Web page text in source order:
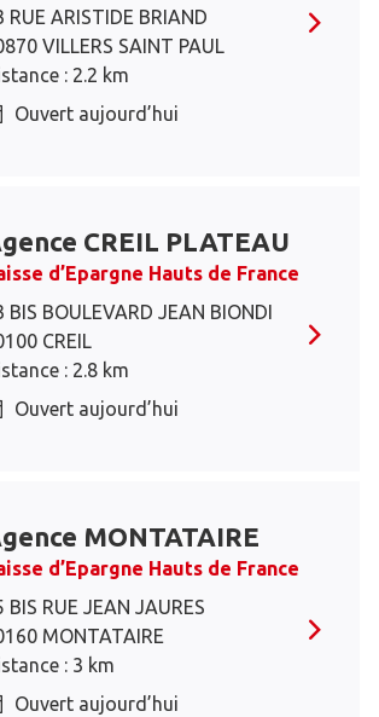
RUE ARISTIDE BRIAND
VILLERS SAINT PAUL
: 2.2 km
Ouvert aujourd’hui
CREIL PLATEAU
d’Epargne Hauts de France
BIS BOULEVARD JEAN BIONDI
CREIL
: 2.8 km
Ouvert aujourd’hui
MONTATAIRE
d’Epargne Hauts de France
BIS RUE JEAN JAURES
MONTATAIRE
: 3 km
Ouvert aujourd’hui